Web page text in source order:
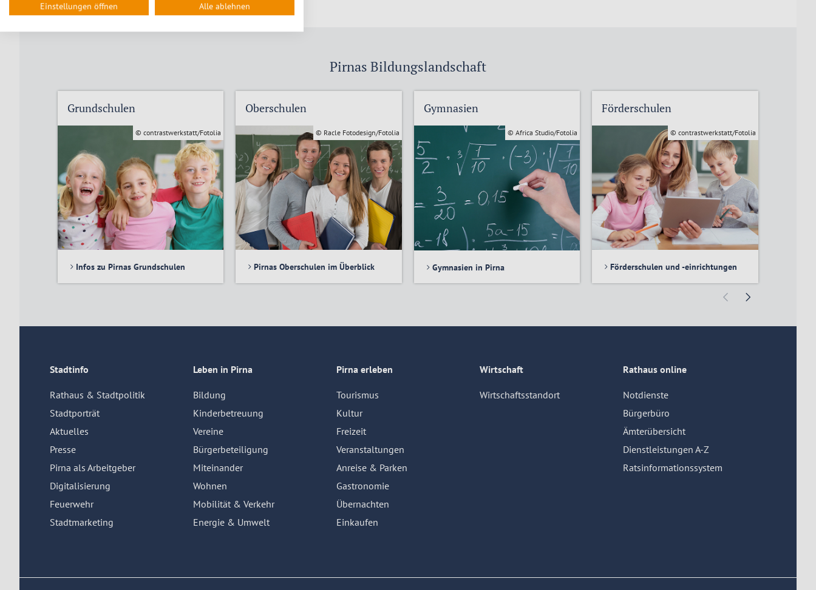
Pirnas Bildungslandschaft
Grundschulen
© contrastwerkstatt/Fotolia
Infos zu Pirnas Grundschulen
Oberschulen
© Racle Fotodesign/Fotolia
Pirnas Oberschulen im Überblick
Gymnasien
© Africa Studio/Fotolia
Gymnasien in Pirna
Förderschulen
© contrastwerkstatt/Fotolia
Förderschulen und -einrichtungen
Stadtinfo
Rathaus & Stadtpolitik
Stadtporträt
Aktuelles
Presse
Pirna als Arbeitgeber
Digitalisierung
Feuerwehr
Stadtmarketing
Leben in Pirna
Bildung
Kinderbetreuung
Vereine
Bürgerbeteiligung
Miteinander
Wohnen
Mobilität & Verkehr
Energie & Umwelt
Pirna erleben
Tourismus
Kultur
Freizeit
Veranstaltungen
Anreise & Parken
Gastronomie
Übernachten
Einkaufen
Wirtschaft
Wirtschaftsstandort
Rathaus online
Notdienste
Bürgerbüro
Ämterübersicht
Dienstleistungen A-Z
Ratsinformationssystem
Einstellungen öffnen Alle ablehnen